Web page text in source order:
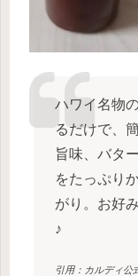
ハワイ名物
るだけで、
旨味、バタ
をたっぷり
がり。お好
♪
引用：カルディ公